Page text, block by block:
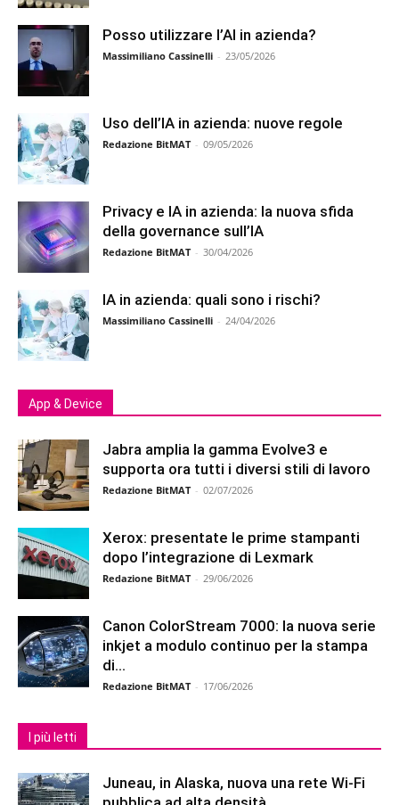
Posso utilizzare l’AI in azienda?
Massimiliano Cassinelli - 23/05/2026
Uso dell’IA in azienda: nuove regole
Redazione BitMAT - 09/05/2026
Privacy e IA in azienda: la nuova sfida
della governance sull’IA
Redazione BitMAT - 30/04/2026
IA in azienda: quali sono i rischi?
Massimiliano Cassinelli - 24/04/2026
App & Device
Jabra amplia la gamma Evolve3 e
supporta ora tutti i diversi stili di lavoro
Redazione BitMAT - 02/07/2026
Xerox: presentate le prime stampanti
dopo l’integrazione di Lexmark
Redazione BitMAT - 29/06/2026
Canon ColorStream 7000: la nuova serie
inkjet a modulo continuo per la stampa
di...
Redazione BitMAT - 17/06/2026
I più letti
Juneau, in Alaska, nuova una rete Wi-Fi